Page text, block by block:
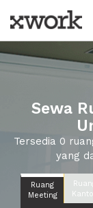
Sewa
Tersedia 0
yang
Ruang
Meeting